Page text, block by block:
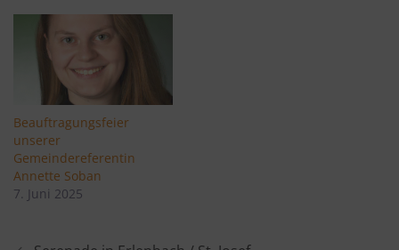
Beauftragungsfeier
unserer
Gemeindereferentin
Annette Soban
7. Juni 2025